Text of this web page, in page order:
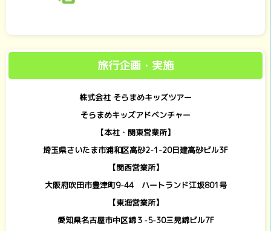
旅行企画・実施
株式会社 そらまめキッズツアー
そらまめキッズアドベンチャー
【本社・関東営業所】
埼玉県さいたま市浦和区高砂2-1-20日建高砂ビル3F
【関西営業所】
大阪府吹田市豊津町9-44 ハートランド江坂801号
【東海営業所】
愛知県名古屋市中区錦３-5-30三晃錦ビル7F